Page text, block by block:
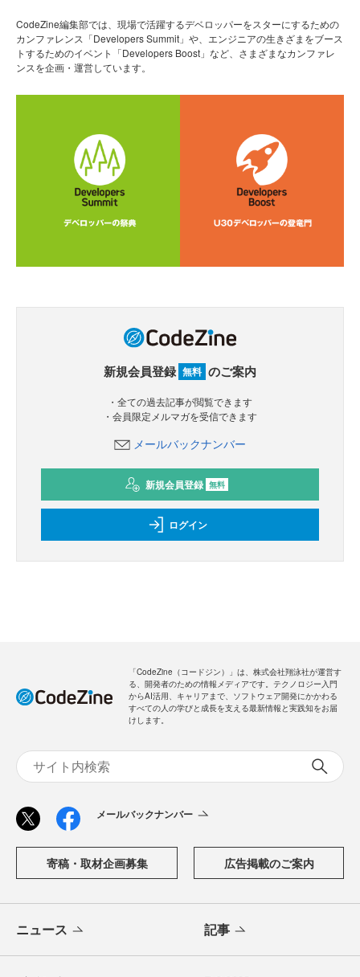
CodeZine編集部では、現場で活躍するデベロッパーをスターにするための
カンファレンス「Developers Summit」や、エンジニアの生きざまをブース
トするためのイベント「Developers Boost」など、さまざまなカンファレ
ンスを企画・運営しています。
新規会員登録 無料 のご案内
・全ての過去記事が閲覧できます
・会員限定メルマガを受信できます
メールバックナンバー
新規会員登録 無料
ログイン
「CodeZine（コードジン）」は、株式会社翔泳社が運営す
る、開発者のための情報メディアです。テクノロジー入門
からAI活用、キャリアまで、ソフトウェア開発にかかわる
すべての人の学びと成長を支える最新情報と実践知をお届
けします。
メールバックナンバー
寄稿・取材企画募集 広告掲載のご案内
ニュース 記事